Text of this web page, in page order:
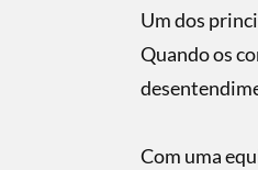
Um dos
Quando os
Com uma